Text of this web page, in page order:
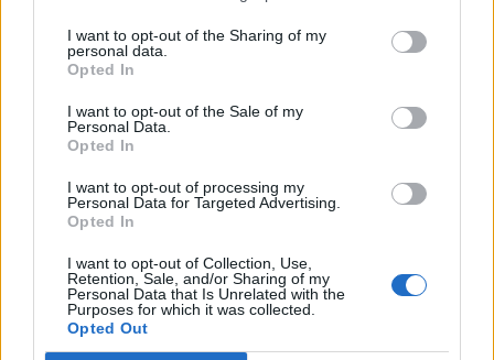
I want to opt-out of the Sharing of my
personal data.
Opted In
I want to opt-out of the Sale of my
Personal Data.
Opted In
I want to opt-out of processing my
Personal Data for Targeted Advertising.
Opted In
I want to opt-out of Collection, Use,
Retention, Sale, and/or Sharing of my
Personal Data that Is Unrelated with the
Purposes for which it was collected.
Opted Out
Φαγούρα στα αυτιά: Οι πιο κοινές αιτίες
σε παιδιά και ενήλικες – Πότε να πάτε
στον γιατρό
Τι μπορεί να προκαλέσει φαγούρα στα αυτιά.